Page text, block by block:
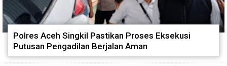
Polres Aceh Singkil Pastikan Proses Eksekusi
Putusan Pengadilan Berjalan Aman